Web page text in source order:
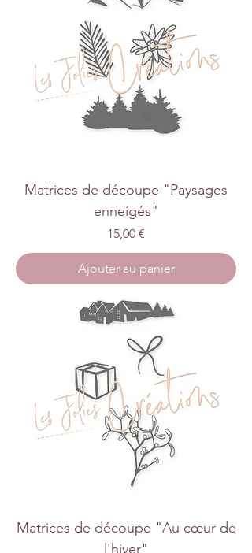
Matrices de découpe "Paysages
enneigés"
Prix
15,00 €
Ajouter au panier
Matrices de découpe "Au cœur de
l'hiver"